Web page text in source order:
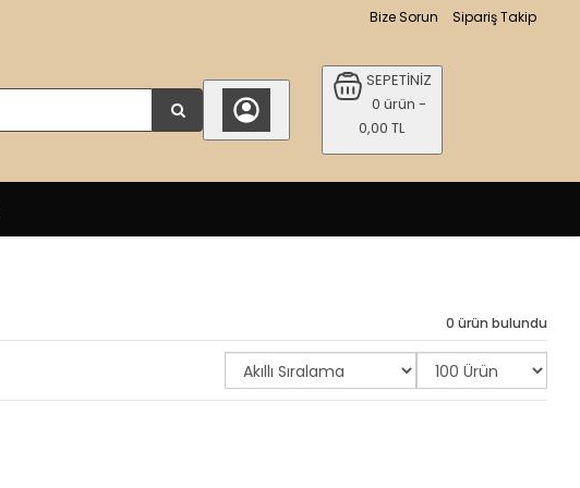
Bize Sorun Sipariş Takip
SEPETİNİZ
0 ürün -
0,00 TL
0 ürün bulundu